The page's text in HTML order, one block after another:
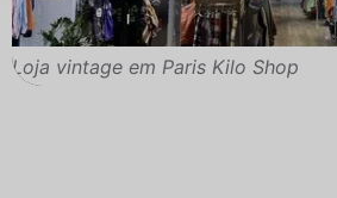
Loja vintage em Paris Kilo Shop